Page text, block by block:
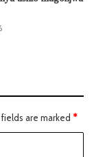
are marked *